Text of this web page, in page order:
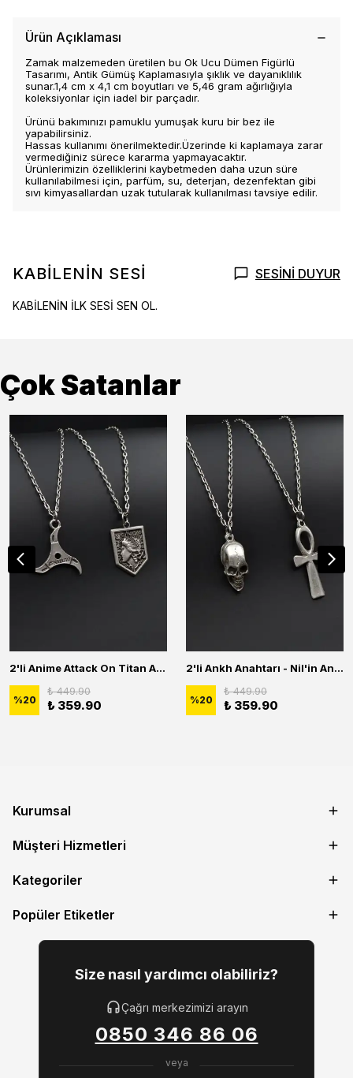
Ürün Açıklaması
Zamak malzemeden üretilen bu Ok Ucu Dümen Figürlü
Tasarımı, Antik Gümüş Kaplamasıyla şıklık ve dayanıklılık
sunar.1,4 cm x 4,1 cm boyutları ve 5,46 gram ağırlığıyla
koleksiyonlar için iadel bir parçadır.
Ürünü bakımınızı pamuklu yumuşak kuru bir bez ile
yapabilirsiniz.
Hassas kullanımı önerilmektedir.Üzerinde ki kaplamaya zarar
vermediğiniz sürece kararma yapmayacaktır.
Ürünlerimizin özelliklerini kaybetmeden daha uzun süre
kullanılabilmesi için, parfüm, su, deterjan, dezenfektan gibi
sıvı kimyasallardan uzak tutularak kullanılması tavsiye edilir.
KABİLENİN SESİ SESİNİ DUYUR
KABİLENİN İLK SESİ SEN OL.
Çok Satanlar
2'li Anime Attack On Titan Acrylic Maria Anime Naruto Erkek Kadın Kolye Seti
%20
₺ 449.90
₺ 359.90
2'li Ankh Anahtarı - Nil'in Anahtarı - Kuru Kafa Erkek Kadın Kolye Seti
%20
₺ 449.90
₺ 359.90
Kurumsal
Müşteri Hizmetleri
Kategoriler
Popüler Etiketler
Size nasıl yardımcı olabiliriz?
Çağrı merkezimizi arayın
0850 346 86 06